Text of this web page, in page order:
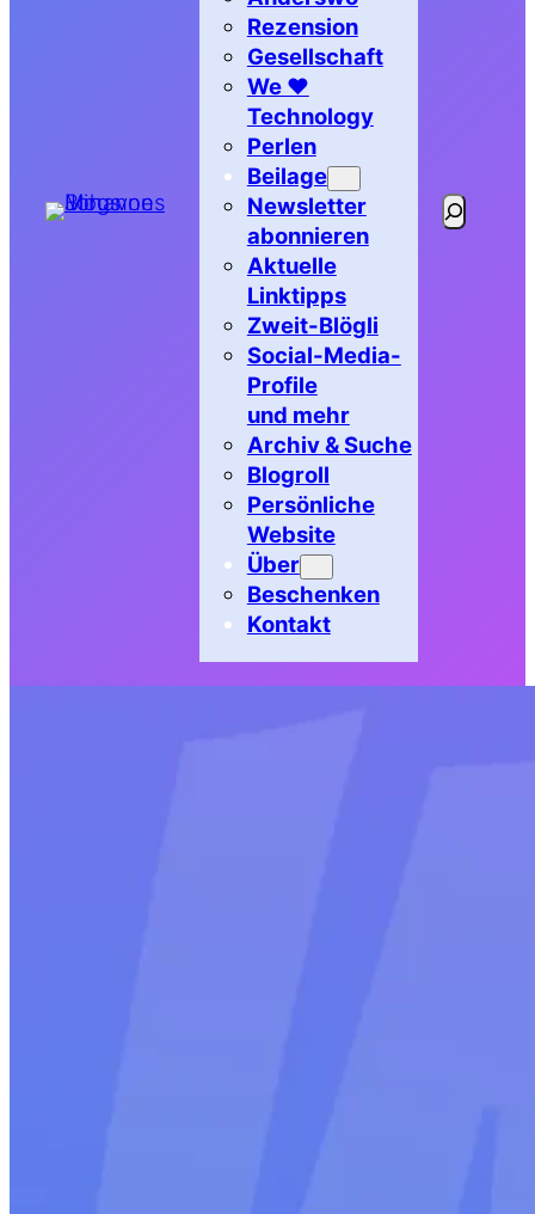
Rezension
Gesellschaft
We ♥
Technology
Perlen
Beilage
Newsletter
abonnieren
Aktuelle
Linktipps
Zweit-Blögli
Social-Media-
Profile
und mehr
Archiv & Suche
Blogroll
Persönliche
Website
Über
Beschenken
Kontakt
Suchen